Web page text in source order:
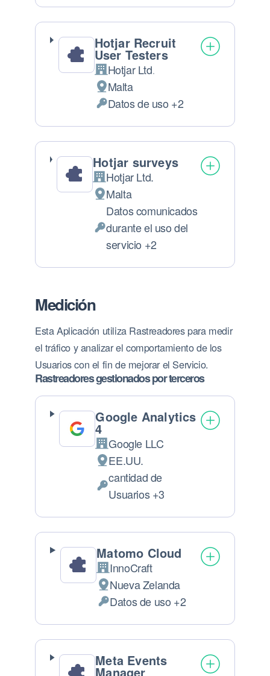
Hotjar Recruit
User Testers
Empresa:
Hotjar Ltd.
Lugar de tratamiento:
Malta
Datos Personales tratados:
Datos de uso +2
Hotjar surveys
Empresa:
Hotjar Ltd.
Lugar de tratamiento:
Malta
Datos Personales tratados:
Datos comunicados
durante el uso del
servicio +2
Medición
Esta Aplicación utiliza Rastreadores para medir
el tráfico y analizar el comportamiento de los
Usuarios con el fin de mejorar el Servicio.
Rastreadores gestionados por terceros
Google Analytics
4
Empresa:
Google LLC
Lugar de tratamiento:
EE.UU.
Datos Personales tratados:
cantidad de
Usuarios +3
Matomo Cloud
Empresa:
InnoCraft
Lugar de tratamiento:
Nueva Zelanda
Datos Personales tratados:
Datos de uso +2
Meta Events
Manager